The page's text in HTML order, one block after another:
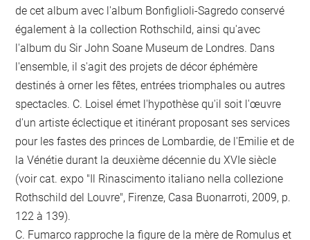
de cet album avec l'album Bonfiglioli-Sagredo conservé
également à la collection Rothschild, ainsi qu'avec
l'album du Sir John Soane Museum de Londres. Dans
l'ensemble, il s'agit des projets de décor éphémère
destinés à orner les fêtes, entrées triomphales ou autres
spectacles. C. Loisel émet l'hypothèse qu'il soit l'œuvre
d'un artiste éclectique et itinérant proposant ses services
pour les fastes des princes de Lombardie, de l'Emilie et de
la Vénétie durant la deuxième décennie du XVIe siècle
(voir cat. expo "Il Rinascimento italiano nella collezione
Rothschild del Louvre", Firenze, Casa Buonarroti, 2009, p.
122 à 139).
C. Fumarco rapproche la figure de la mère de Romulus et